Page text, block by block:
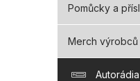
Pomůcky a
Merch